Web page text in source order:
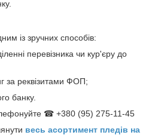
із зручних способів:
перевізника чи кур'єру до
за реквізитами ФОП;
банку.
☎ +380 (95) 275-11-45
весь асортимент пледів на